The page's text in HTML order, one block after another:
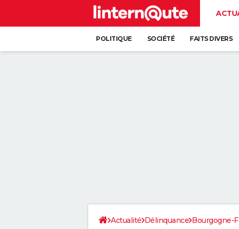
POLITIQUE SOCIÉTÉ FAITS DIVERS
Actualité Délinquance Bourgogne-